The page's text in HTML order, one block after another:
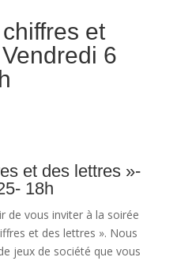
et
6
et des lettres »-
18h
de vous inviter à la soirée
et des lettres ». Nous
jeux de société que vous